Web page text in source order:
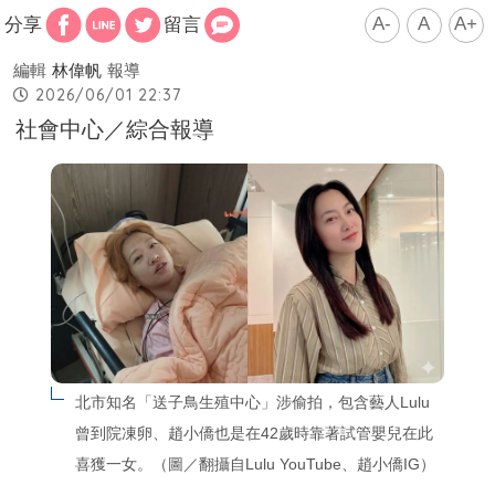
分享 留言 A- A A+
編輯 林偉帆 報導
2026/06/01 22:37
社會中心／綜合報導
北市知名「送子鳥生殖中心」涉偷拍，包含藝人Lulu
曾到院凍卵、趙小僑也是在42歲時靠著試管嬰兒在此
喜獲一女。（圖／翻攝自Lulu YouTube、趙小僑IG）